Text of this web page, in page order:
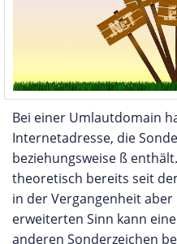
Bei einer Umlautdomain
Internetadresse, die
beziehungsweise ß
theoretisch bereits seit
in der Vergangenheit
erweiterten Sinn kann
anderen Sonderzeichen